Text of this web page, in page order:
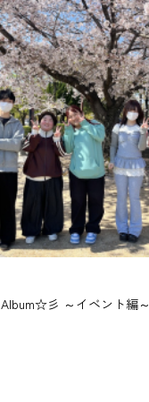
彡 ～イベント編～